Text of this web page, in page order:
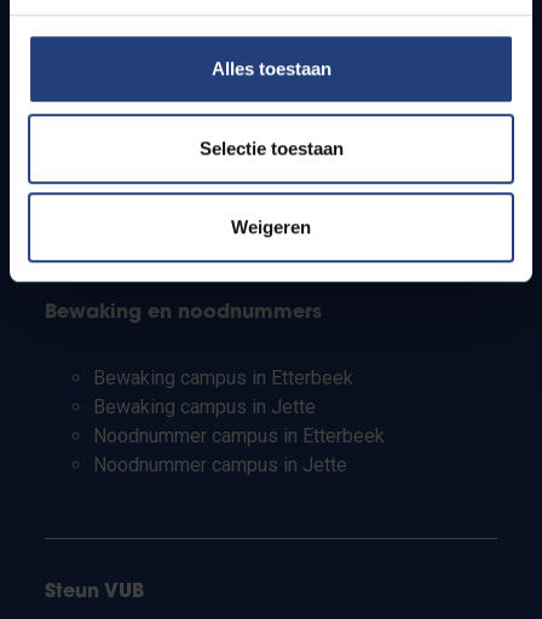
Alles toestaan
Selectie toestaan
Weigeren
Studenten
PhD-studenten
Leerkrachten en secundaire scholen
Bewaking en noodnummers
Bewaking campus in Etterbeek
Bewaking campus in Jette
Noodnummer campus in Etterbeek
Noodnummer campus in Jette
Steun VUB